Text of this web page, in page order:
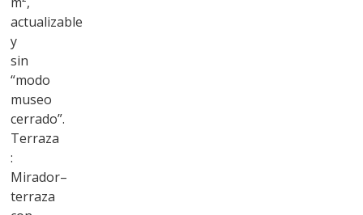
actualizable
y
sin
“modo
museo
cerrado”.
Terraza
:
Mirador–
terraza